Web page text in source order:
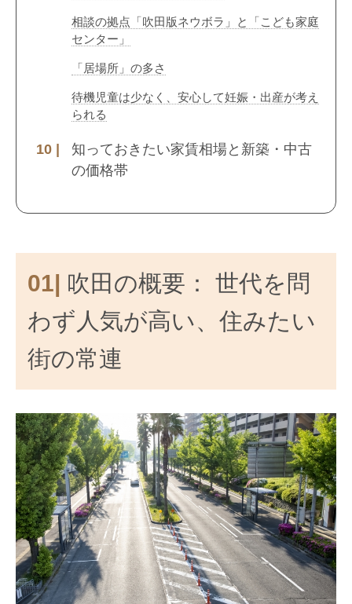
相談の拠点「吹田版ネウボラ」と「こども家庭
センター」
「居場所」の多さ
待機児童は少なく、安心して妊娠・出産が考え
られる
知っておきたい家賃相場と新築・中古
の価格帯
01| 吹田の概要： 世代を問
わず人気が高い、住みたい
街の常連